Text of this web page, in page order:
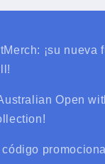
¡su nueva
Open